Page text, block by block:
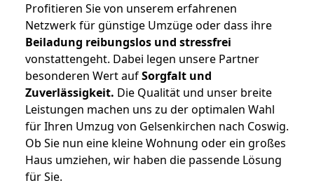
Profitieren Sie von unserem erfahrenen
Netzwerk für günstige Umzüge oder dass ihre
Beiladung reibungslos und stressfrei
vonstattengeht. Dabei legen unsere Partner
besonderen Wert aufSorgfalt und
Zuverlässigkeit. Die Qualität und unser breite
Leistungen machen uns zu der optimalen Wahl
für Ihren Umzug von Gelsenkirchen nach Coswig.
Ob Sie nun eine kleine Wohnung oder ein großes
Haus umziehen, wir haben die passende Lösung
für Sie.